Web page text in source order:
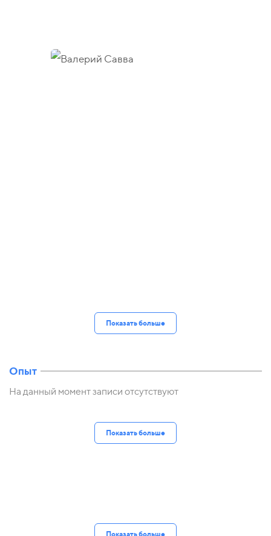
Показать больше
Опыт
На данный момент записи отсутствуют
Показать больше
Показать больше